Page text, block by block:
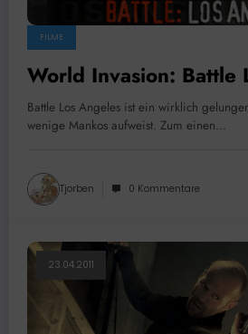
FILME
World Invasion: Battle
Battle Los Angeles ist ein wirklich
wenige Mankos aufweist. Zum einen…
Tjorben 0 Kommentare
23.04.2011